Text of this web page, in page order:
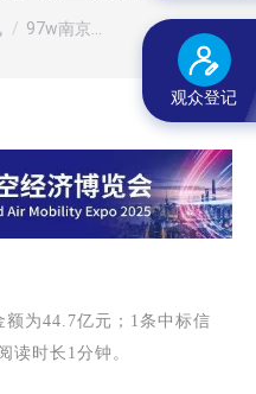
97w南京…
为44.7亿元；1条中标信
读时长1分钟。
观众登记